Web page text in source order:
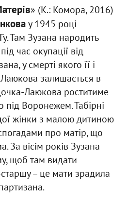
» (К.: Комора, 2016)
у 1945 році
Там Зузана народить
час окупації від
у смерті якого її і
залишається в
Лаюкова роститиме
Воронежем. Табірні
жінки з малою дитиною
про матір, що
За вісім років Зузана
щоб там видати
– це мати зрадила